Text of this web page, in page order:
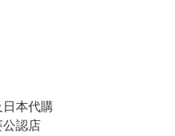
日本代購
公認店